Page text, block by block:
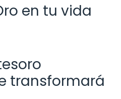
en tu vida
transformará